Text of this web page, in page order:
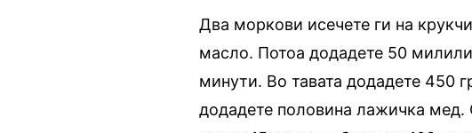
Два моркови исечете ги на
масло. Потоа додадете 50
минути. Во тавата додадете 450
додадете половина лажичка мед.